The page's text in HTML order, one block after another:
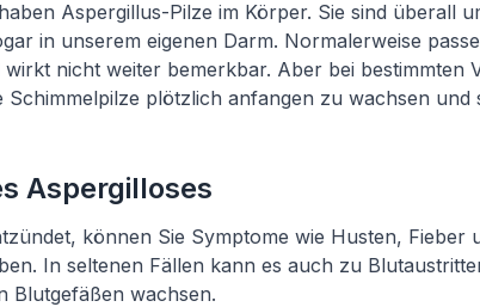
Aspergillus-Pilze im Körper. Sie sind überall
in unserem eigenen Darm. Normalerweise
nicht weiter bemerkbar. Aber bei bestimmten
Schimmelpilze plötzlich anfangen zu wachsen und
Aspergilloses
können Sie Symptome wie Husten, Fieber
In seltenen Fällen kann es auch zu
Blutgefäßen wachsen.